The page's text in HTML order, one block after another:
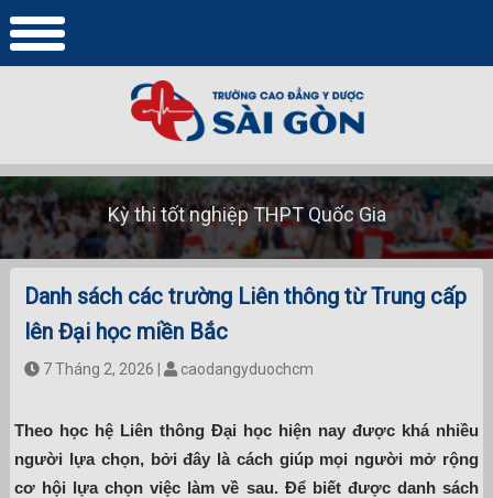
Kỳ thi tốt nghiệp THPT Quốc Gia
Danh sách các trường Liên thông từ Trung cấp
lên Đại học miền Bắc
7 Tháng 2, 2026 | caodangyduochcm
Theo học hệ Liên thông Đại học hiện nay được khá nhiều
người lựa chọn, bởi đây là cách giúp mọi người mở rộng
cơ hội lựa chọn việc làm về sau. Để biết được danh sách